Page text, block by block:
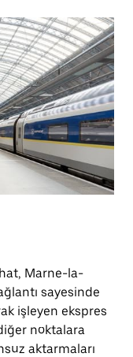
Marne-la-
sayesinde
işleyen ekspres
noktalara
aktarmaları